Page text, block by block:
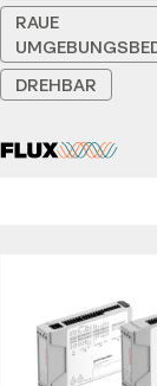
RAUE
DREHBAR